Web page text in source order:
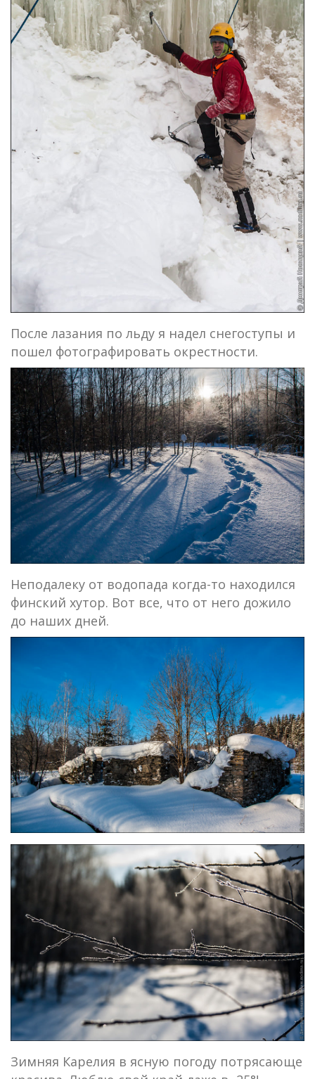
После лазания по льду я надел снегоступы и
пошел фотографировать окрестности.
Неподалеку от водопада когда-то находился
финский хутор. Вот все, что от него дожило
до наших дней.
Зимняя Карелия в ясную погоду потрясающе